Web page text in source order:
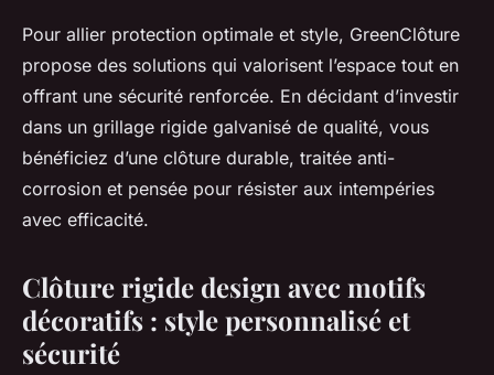
Pour allier protection optimale et style, GreenClôture
propose des solutions qui valorisent l’espace tout en
offrant une sécurité renforcée. En décidant d’investir
dans un grillage rigide galvanisé de qualité, vous
bénéficiez d’une clôture durable, traitée anti-
corrosion et pensée pour résister aux intempéries
avec efficacité.
Clôture rigide design avec motifs
décoratifs : style personnalisé et
sécurité